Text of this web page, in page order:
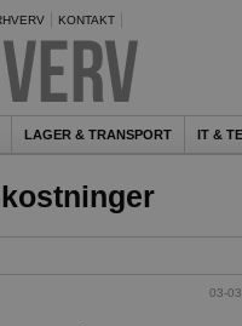
KONTAKT
LAGER & TRANSPORT IT &
03-